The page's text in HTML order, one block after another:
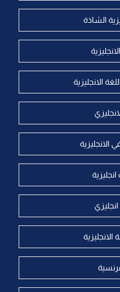
الشاذة
الانجليزية
الانجليزية
الانجليزية